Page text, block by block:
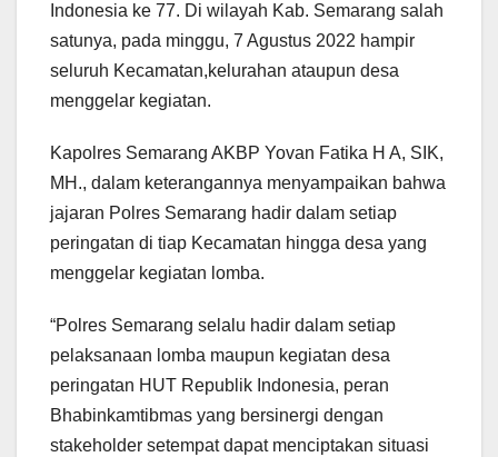
Indonesia ke 77. Di wilayah Kab. Semarang salah
satunya, pada minggu, 7 Agustus 2022 hampir
seluruh Kecamatan,kelurahan ataupun desa
menggelar kegiatan.
Kapolres Semarang AKBP Yovan Fatika H A, SIK,
MH., dalam keterangannya menyampaikan bahwa
jajaran Polres Semarang hadir dalam setiap
peringatan di tiap Kecamatan hingga desa yang
menggelar kegiatan lomba.
“Polres Semarang selalu hadir dalam setiap
pelaksanaan lomba maupun kegiatan desa
peringatan HUT Republik Indonesia, peran
Bhabinkamtibmas yang bersinergi dengan
stakeholder setempat dapat menciptakan situasi